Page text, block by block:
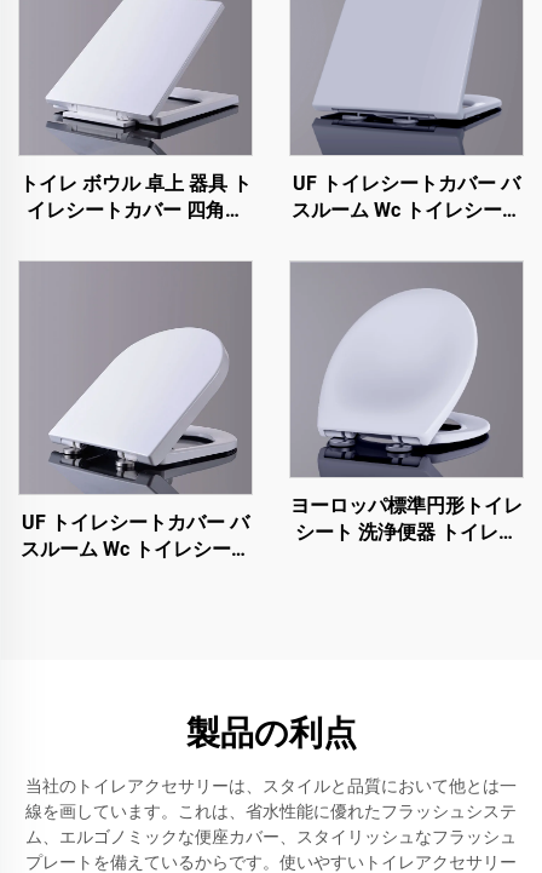
トイレ ボウル 卓上 器具 ト
イレシートカバー 四角形
UF トイレシートカバー バ
スルーム Wc トイレシート
柔らかく閉まる トイレシ
ート 潮州メーカーからの
UF トイレシートカバー バ
スルーム Wc トイレシート
ヨーロッパ標準円形トイレ
シート 洗浄便器 トイレシ
製品の利点
当社のトイレアクセサリーは、スタイルと品質において他とは一
線を画しています。これは、省水性能に優れたフラッシュシステ
ム、エルゴノミックな便座カバー、スタイリッシュなフラッシュ
プレートを備えているからです。使いやすいトイレアクセサリー